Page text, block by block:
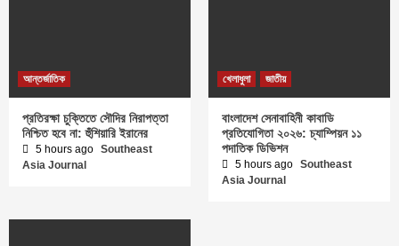
আন্তর্জাতিক
প্রতিরক্ষা চুক্তিতে সৌদির নিরাপত্তা
নিশ্চিত হবে না: হুঁশিয়ারি ইরানের
5 hours ago Southeast
Asia Journal
খেলাধুলা জাতীয়
বাংলাদেশ সেনাবাহিনী কাবাডি
প্রতিযোগিতা ২০২৬: চ্যাম্পিয়ন ১১
পদাতিক ডিভিশন
5 hours ago Southeast
Asia Journal